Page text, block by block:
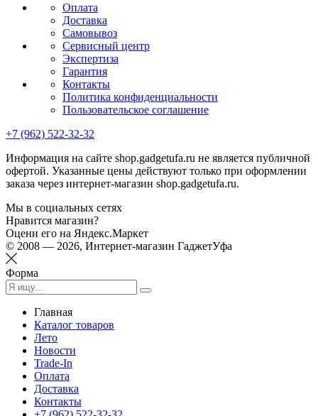
Оплата
Доставка
Самовывоз
Сервисный центр
Экспертиза
Гарантия
Контакты
Политика конфиденциальности
Пользовательское соглашение
+7 (962) 522-32-32
Информация на сайте shop.gadgetufa.ru не является публичной
офертой. Указанные цены действуют только при оформлении
заказа через интернет-магазин shop.gadgetufa.ru.
Мы в социальных сетях
Нравится магазин?
Оцени его на Яндекс.Маркет
© 2008 — 2026, Интернет-магазин ГаджетУфа
Форма
Главная
Каталог товаров
Лето
Новости
Trade-In
Оплата
Доставка
Контакты